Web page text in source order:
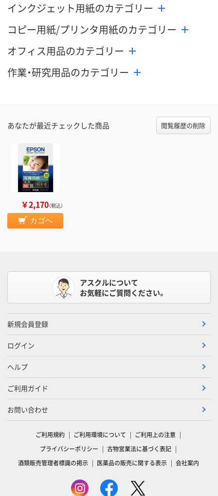
インクジェット用紙のカテゴリー
コピー用紙/プリンタ用紙のカテゴリー
オフィス用品のカテゴリー
作業・研究用品のカテゴリー
あなたが最近チェックした商品 閲覧履歴の削除
￥2,170（税込）
カゴへ
アスクルについて
お気軽にご質問ください。
新規会員登録
ログイン
ヘルプ
ご利用ガイド
お問い合わせ
ご利用規約 ご利用環境について
ご利用上の注意
プライバシーポリシー
古物営業法に基づく表記
酒類販売管理者標識の掲示
医薬品の販売に関する表示 会社案内